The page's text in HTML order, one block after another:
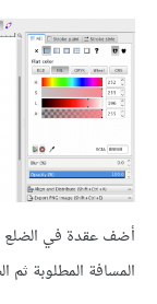
أضف عقدة في الضلع
المسافة المطلوبة